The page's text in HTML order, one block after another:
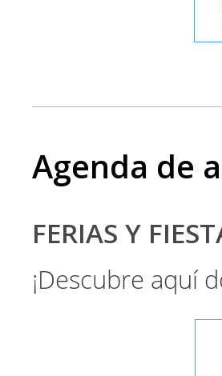
Agenda de
FERIAS Y
¡Descubre aquí